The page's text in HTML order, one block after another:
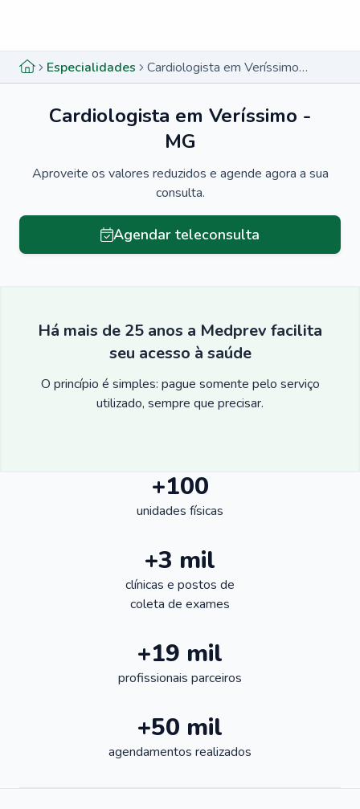
Especialidades Cardiologista em Veríssimo - MG
Cardiologista em Veríssimo -
MG
Aproveite os valores reduzidos e agende agora a sua
consulta.
Agendar teleconsulta
Há mais de 25 anos a Medprev facilita
seu acesso à saúde
O princípio é simples: pague somente pelo serviço
utilizado, sempre que precisar.
+100
unidades físicas
+3 mil
clínicas e postos de
coleta de exames
+19 mil
profissionais parceiros
+50 mil
agendamentos realizados